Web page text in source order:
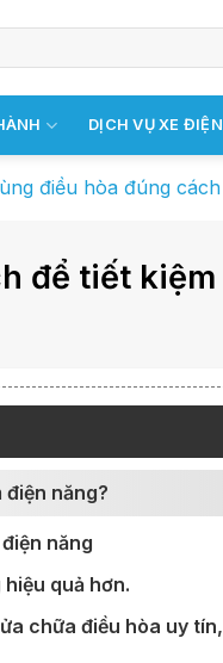
DỊCH VỤ XE ĐIỆN
điều hòa đúng
để tiết
điện năng?
năng
quả hơn.
chữa điều hòa uy